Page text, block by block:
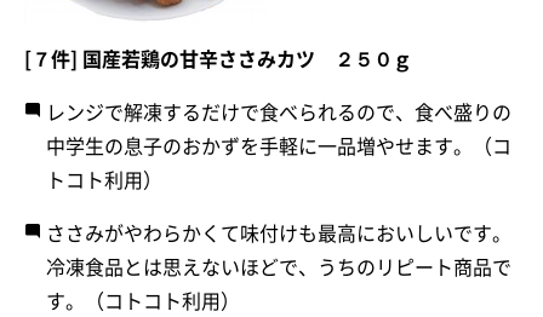
[７件] 国産若鶏の甘辛ささみカツ ２５０ｇ
レンジで解凍するだけで食べられるので、食べ盛りの
中学生の息子のおかずを手軽に一品増やせます。（コ
トコト利用）
ささみがやわらかくて味付けも最高においしいです。
冷凍食品とは思えないほどで、うちのリピート商品で
す。（コトコト利用）